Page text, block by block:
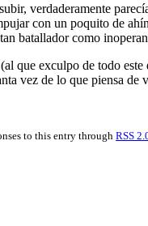
verdaderamente
con un poquito de
batallador como
exculpo de todo
vez de lo que piensa
to this entry through RSS